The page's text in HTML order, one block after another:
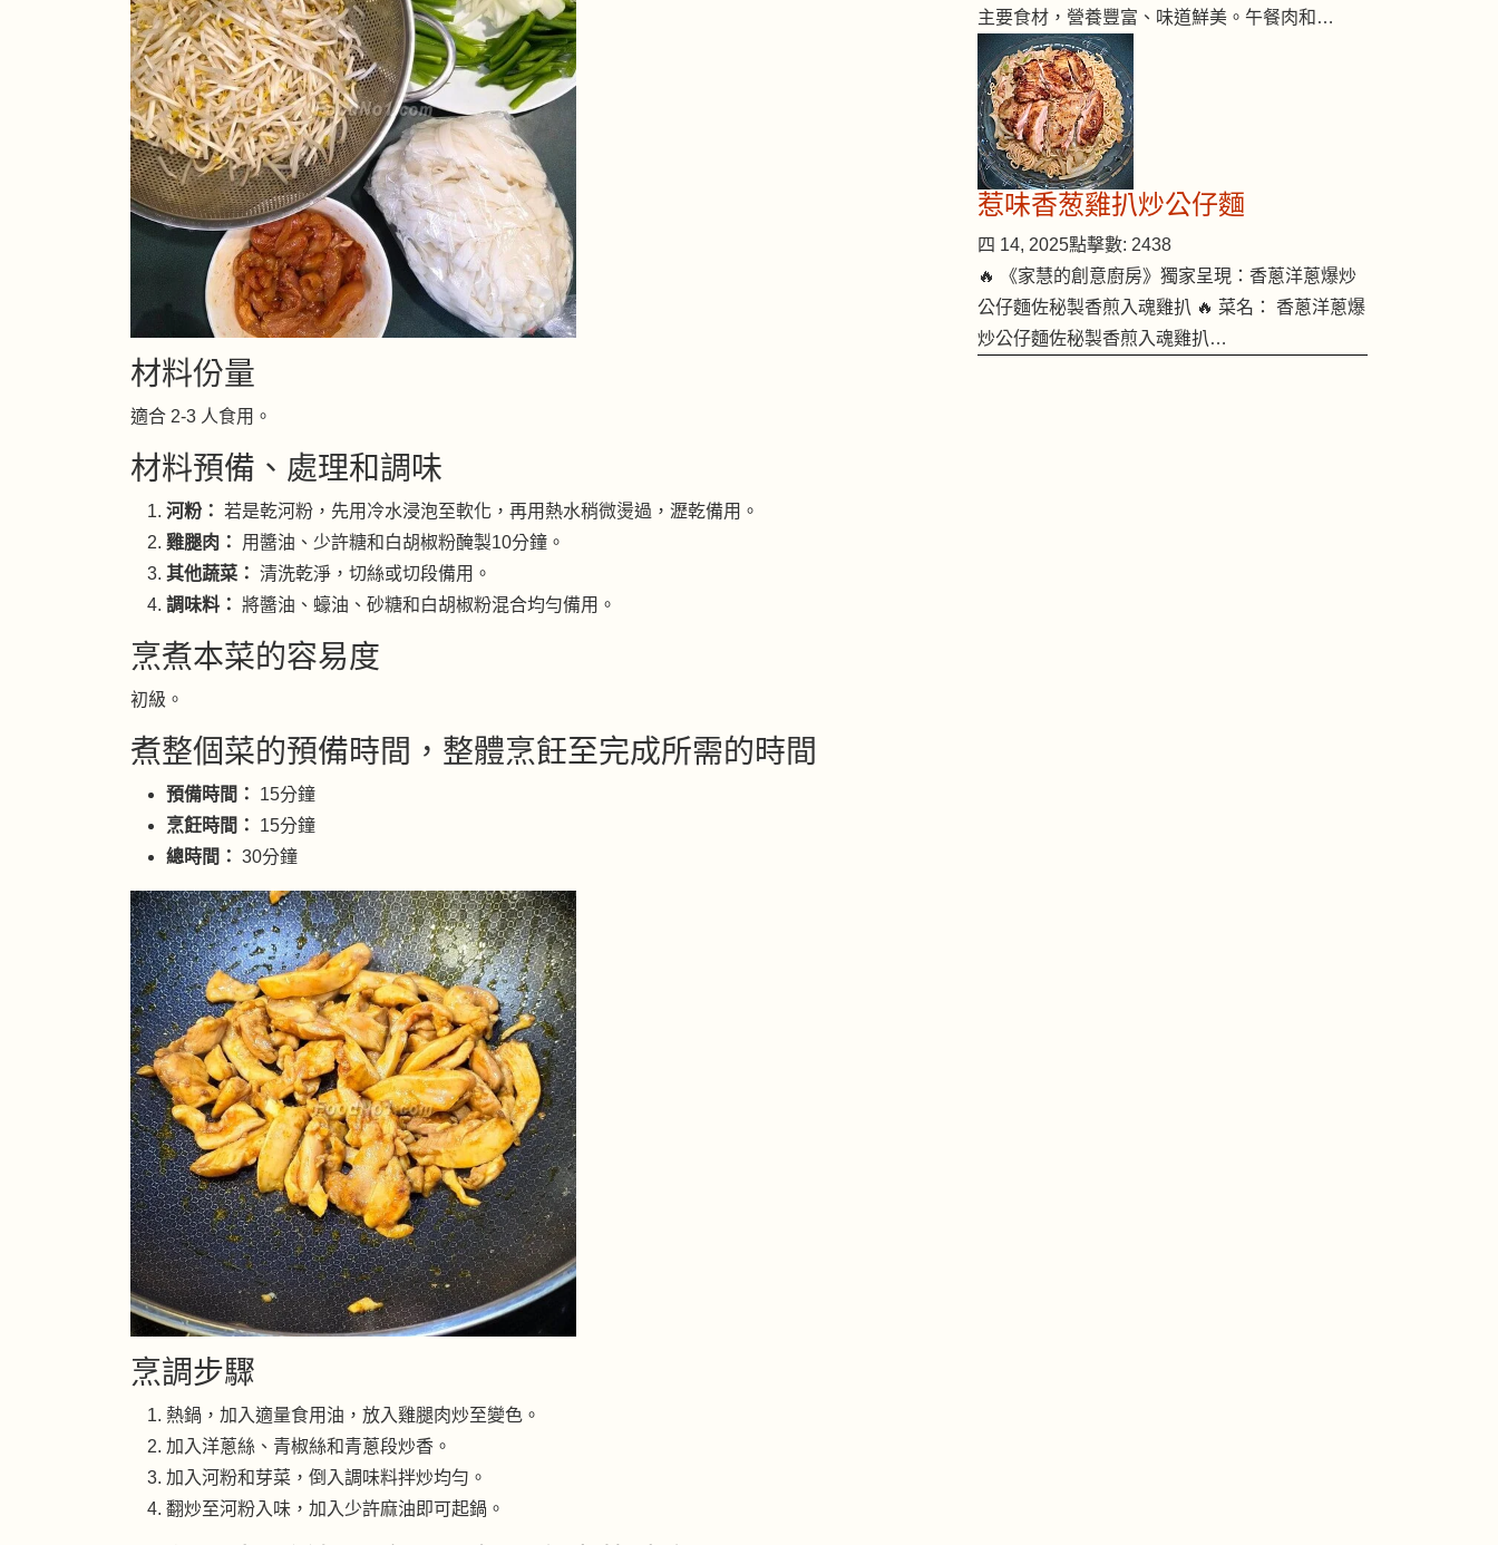
材料份量
適合 2-3 人食用。
材料預備、處理和調味
河粉： 若是乾河粉，先用冷水浸泡至軟化，再用熱水稍微燙過，瀝乾備用。
雞腿肉：
用醬油、少許糖和白胡椒粉醃製10分鐘。
其他蔬菜： 清洗乾淨，切絲或切段備用。
調味料： 將醬油、蠔油、砂糖和白胡椒粉混合均勻備用。
烹煮本菜的容易度
初級。
煮整個菜的預備時間，整體烹飪至完成所需的時間
預備時間：
15分鐘
烹飪時間：
15分鐘
總時間： 30分鐘
烹調步驟
熱鍋，加入適量食用油，放入雞腿肉炒至變色。
加入洋蔥絲、青椒絲和青蔥段炒香。
加入河粉和芽菜，倒入調味料拌炒均勻。
翻炒至河粉入味，加入少許麻油即可起鍋。
主要食材，營養豐富、味道鮮美。午餐肉和…
惹味香葱雞扒炒公仔麵
四 14, 2025點擊數: 2438
🔥 《家慧的創意廚房》獨家呈現：香蔥洋蔥爆炒
公仔麵佐秘製香煎入魂雞扒 🔥 菜名： 香蔥洋蔥爆
炒公仔麵佐秘製香煎入魂雞扒…